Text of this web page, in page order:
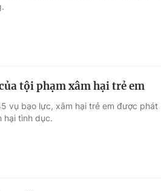
tội phạm xâm hại trẻ em
vụ bạo lực, xâm hại trẻ em được phát
hại tình dục.